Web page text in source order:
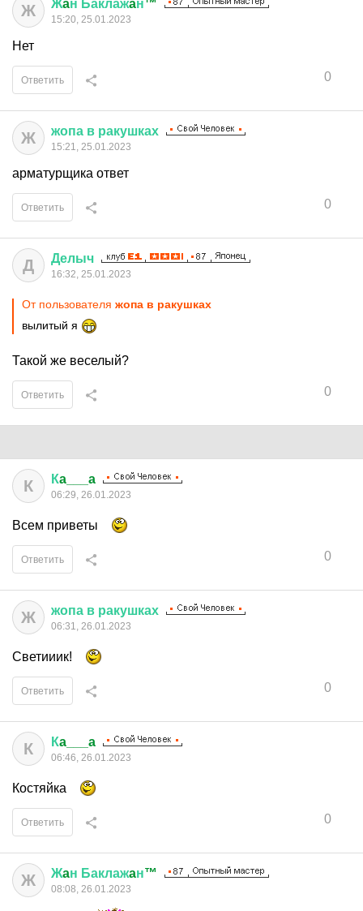
Ж Жaн Баклажaн™
15:20, 25.01.2023
Нет
0
Ответить
Ж жопа в ракушках
15:21, 25.01.2023
арматурщика ответ
0
Ответить
Д Делыч
16:32, 25.01.2023
От пользователя жопа в ракушках
вылитый я
Такой же веселый?
0
Ответить
К Кa___a
06:29, 26.01.2023
Всем приветы
0
Ответить
Ж жопа в ракушках
06:31, 26.01.2023
Светииик!
0
Ответить
К Кa___a
06:46, 26.01.2023
Костяйка
0
Ответить
Ж Жaн Баклажaн™
08:08, 26.01.2023